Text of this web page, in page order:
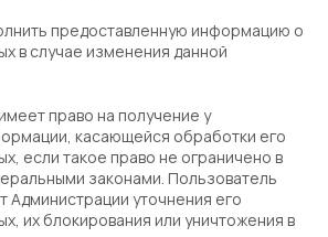
предоставленную информацию о
в случае изменения данной
право на получение у
касающейся обработки его
если такое право не ограничено в
законами. Пользователь
Администрации уточнения его
их блокирования или уничтожения в